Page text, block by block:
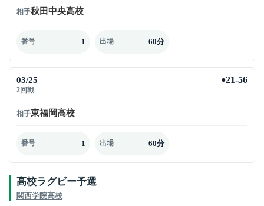
相手秋田中央高校
番号 1 出場 60分
03/25
2回戦
●21-56
相手東福岡高校
番号 1 出場 60分
高校ラグビー予選
関西学院高校